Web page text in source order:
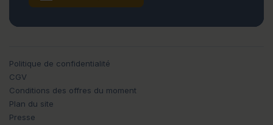
Politique de confidentialité
CGV
Conditions des offres du moment
Plan du site
Presse